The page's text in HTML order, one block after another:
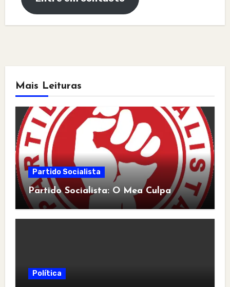
Mais Leituras
Partido Socialista
Partido Socialista: O Mea Culpa
Política